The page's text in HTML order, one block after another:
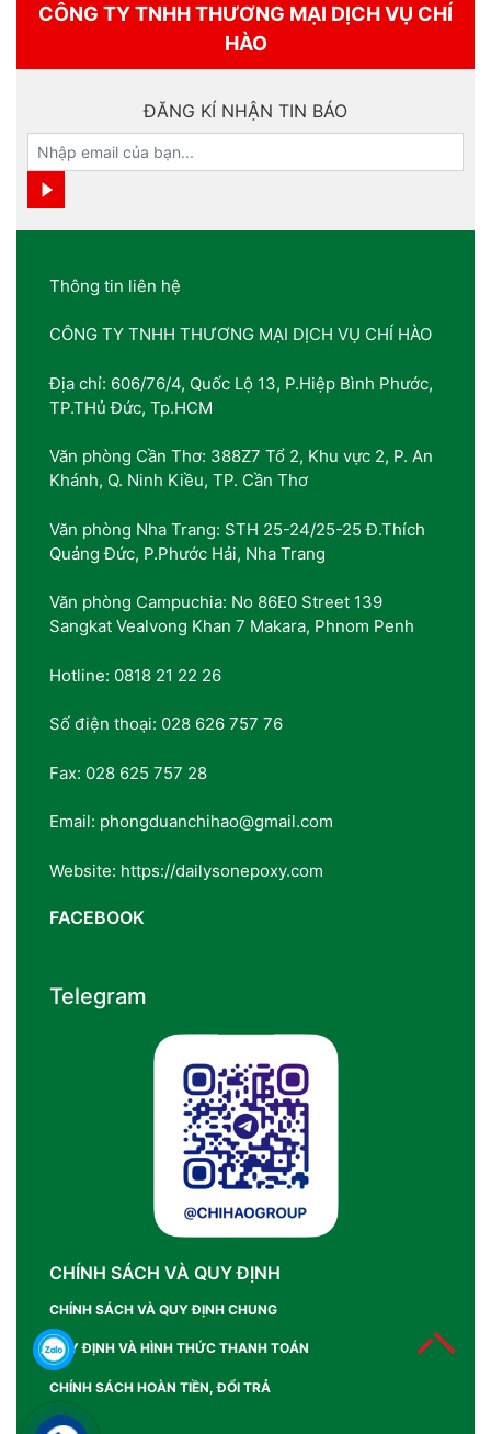
CÔNG TY TNHH THƯƠNG MẠI DỊCH VỤ CHÍ
HÀO
ĐĂNG KÍ NHẬN TIN BÁO
Thông tin liên hệ
CÔNG TY TNHH THƯƠNG MẠI DỊCH VỤ CHÍ HÀO
Địa chỉ: 606/76/4, Quốc Lộ 13, P.Hiệp Bình Phước,
TP.THủ Đức, Tp.HCM
Văn phòng Cần Thơ: 388Z7 Tổ 2, Khu vực 2, P. An
Khánh, Q. Ninh Kiều, TP. Cần Thơ
Văn phòng Nha Trang: STH 25-24/25-25 Đ.Thích
Quảng Đức, P.Phước Hải, Nha Trang
Văn phòng Campuchia: No 86E0 Street 139
Sangkat Vealvong Khan 7 Makara, Phnom Penh
Hotline: 0818 21 22 26
Số điện thoại: 028 626 757 76
Fax: 028 625 757 28
Email: phongduanchihao@gmail.com
Website: https://dailysonepoxy.com
FACEBOOK
Telegram
CHÍNH SÁCH VÀ QUY ĐỊNH
CHÍNH SÁCH VÀ QUY ĐỊNH CHUNG
QUY ĐỊNH VÀ HÌNH THỨC THANH TOÁN
CHÍNH SÁCH HOÀN TIỀN, ĐỔI TRẢ